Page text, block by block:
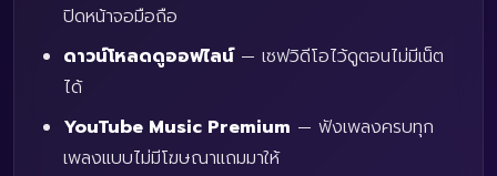
ปิดหน้าจอมือถือ
ดาวน์โหลดดูออฟไลน์— เซฟวิดีโอไว้ดูตอนไม่มีเน็ต
ได้
YouTube Music Premium — ฟังเพลงครบทุก
เพลงแบบไม่มีโฆษณาแถมมาให้